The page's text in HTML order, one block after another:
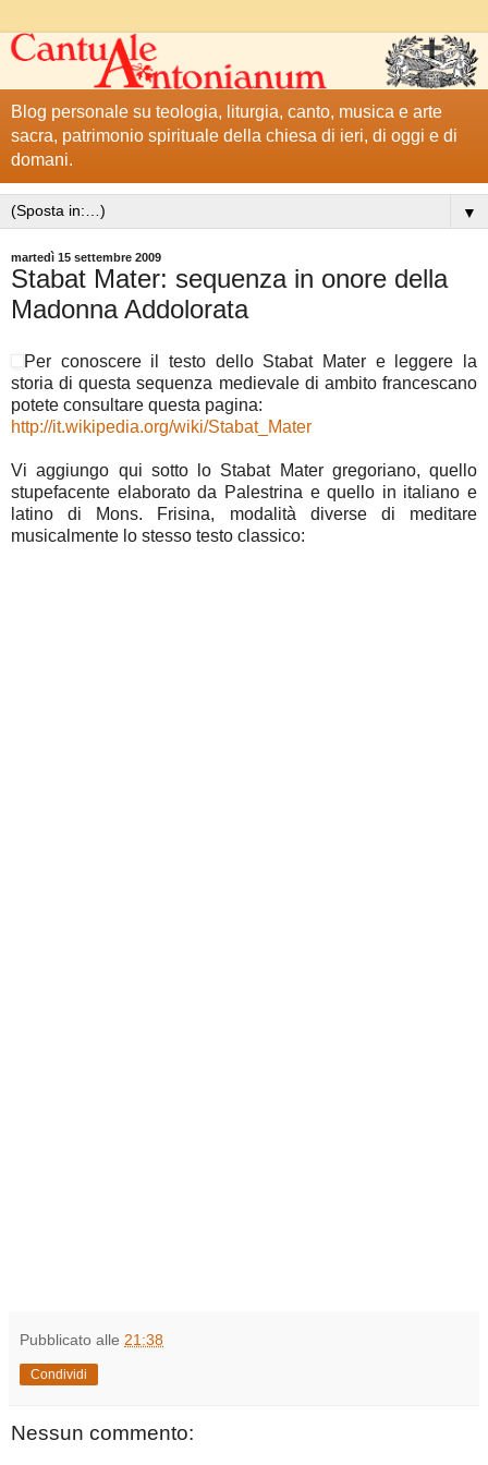
Blog personale su teologia, liturgia, canto, musica e arte
sacra, patrimonio spirituale della chiesa di ieri, di oggi e di
domani.
▼
martedì 15 settembre 2009
Stabat Mater: sequenza in onore della
Madonna Addolorata
Per conoscere il testo dello Stabat Mater e leggere la
storia di questa sequenza medievale di ambito francescano
potete consultare questa pagina:
http://it.wikipedia.org/wiki/Stabat_Mater
Vi aggiungo qui sotto lo Stabat Mater gregoriano, quello
stupefacente elaborato da Palestrina e quello in italiano e
latino di Mons. Frisina, modalità diverse di meditare
musicalmente lo stesso testo classico:
Pubblicato alle 21:38
Condividi
Nessun commento: